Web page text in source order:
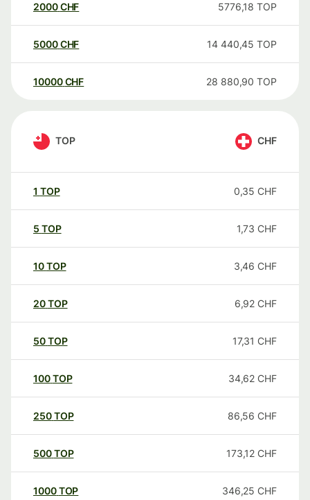
2000CHF 5776,18 TOP
5000CHF 14 440,45 TOP
10000 CHF 28 880,90 TOP
TOP CHF
1 TOP 0,35 CHF
5 TOP 1,73 CHF
10TOP 3,46 CHF
20TOP 6,92 CHF
50TOP 17,31 CHF
100TOP 34,62 CHF
250TOP 86,56 CHF
500TOP 173,12 CHF
1000TOP 346,25 CHF